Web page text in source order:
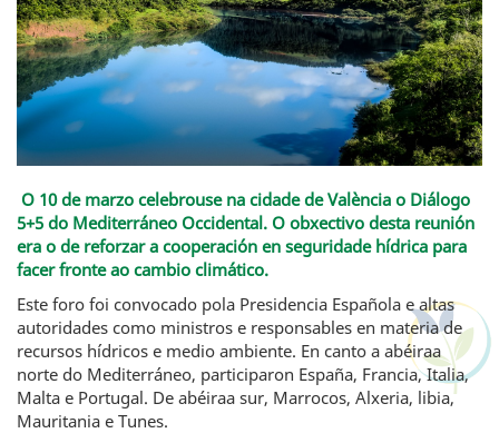
O 10 de marzo celebrouse na cidade de València o Diálogo
5+5 do Mediterráneo Occidental. O obxectivo desta reunión
era o de reforzar a cooperación en seguridade hídrica para
facer fronte ao cambio climático.
Este foro foi convocado pola Presidencia Española e altas
autoridades como ministros e responsables en materia de
recursos hídricos e medio ambiente. En canto a abéiraa
norte do Mediterráneo, participaron España, Francia, Italia,
Malta e Portugal. De abéiraa sur, Marrocos, Alxeria, libia,
Mauritania e Tunes.